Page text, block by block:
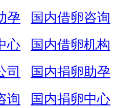
孕
国内借卵咨询
心
国内借卵机构
司
国内捐卵助孕
询
国内捐卵中心